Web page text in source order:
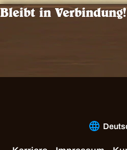
Bleibt in Verbindung!